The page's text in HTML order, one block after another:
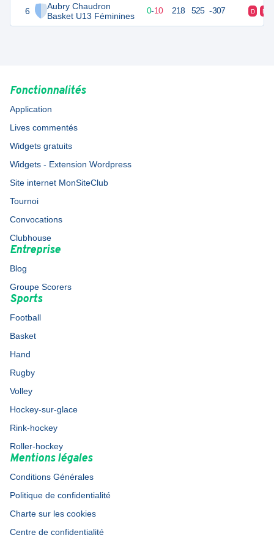
6
Aubry Chaudron
Basket U13 Féminines
10 0-10 218 525 -307 D D
Fonctionnalités
Application
Lives commentés
Widgets gratuits
Widgets - Extension Wordpress
Site internet MonSiteClub
Tournoi
Convocations
Clubhouse
Entreprise
Blog
Groupe Scorers
Sports
Football
Basket
Hand
Rugby
Volley
Hockey-sur-glace
Rink-hockey
Roller-hockey
Mentions légales
Conditions Générales
Politique de confidentialité
Charte sur les cookies
Centre de confidentialité